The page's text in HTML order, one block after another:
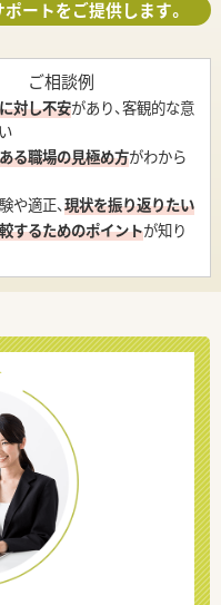
ートをご提供します。
ご相談例
対し不安があり、客観的な意
る職場の見極め方がわから
や適正、現状を振り返りたい
するためのポイントが知り